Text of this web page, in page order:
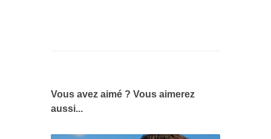
Vous avez aimé ? Vous aimerez
aussi...